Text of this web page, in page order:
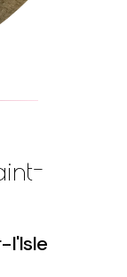
l'Isle